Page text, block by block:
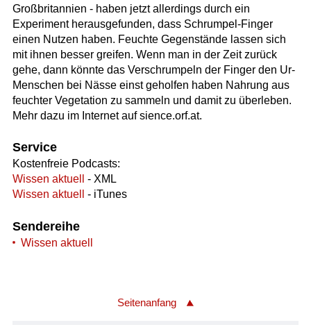
Großbritannien - haben jetzt allerdings durch ein
Experiment herausgefunden, dass Schrumpel-Finger
einen Nutzen haben. Feuchte Gegenstände lassen sich
mit ihnen besser greifen. Wenn man in der Zeit zurück
gehe, dann könnte das Verschrumpeln der Finger den Ur-
Menschen bei Nässe einst geholfen haben Nahrung aus
feuchter Vegetation zu sammeln und damit zu überleben.
Mehr dazu im Internet auf sience.orf.at.
Service
Kostenfreie Podcasts:
Wissen aktuell
- XML
Wissen aktuell
- iTunes
Sendereihe
Wissen aktuell
Seitenanfang